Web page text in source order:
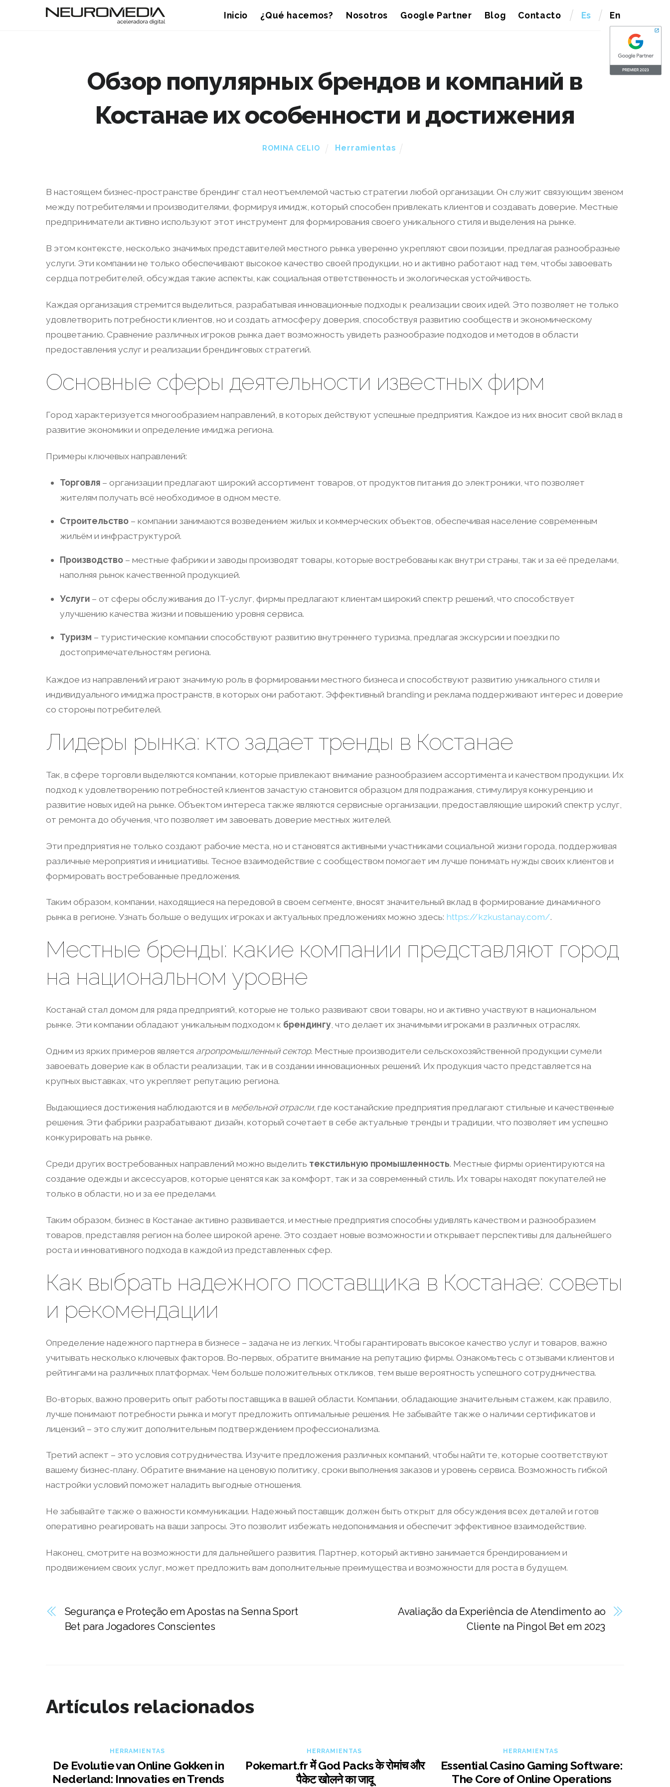
Inicio ¿Qué hacemos? Nosotros Google Partner Blog Contacto Es En
Обзор популярных брендов и компаний в
Костанае их особенности и достижения
ROMINA CELIO Herramientas
В настоящем бизнес-пространстве брендинг стал неотъемлемой частью стратегии любой организации. Он служит связующим звеном
между потребителями и производителями, формируя имидж, который способен привлекать клиентов и создавать доверие. Местные
предприниматели активно используют этот инструмент для формирования своего уникального стиля и выделения на рынке.
В этом контексте, несколько значимых представителей местного рынка уверенно укрепляют свои позиции, предлагая разнообразные
услуги. Эти компании не только обеспечивают высокое качество своей продукции, но и активно работают над тем, чтобы завоевать
сердца потребителей, обсуждая такие аспекты, как социальная ответственность и экологическая устойчивость.
Каждая организация стремится выделиться, разрабатывая инновационные подходы к реализации своих идей. Это позволяет не только
удовлетворить потребности клиентов, но и создать атмосферу доверия, способствуя развитию сообществ и экономическому
процветанию. Сравнение различных игроков рынка дает возможность увидеть разнообразие подходов и методов в области
предоставления услуг и реализации брендинговых стратегий.
Основные сферы деятельности известных фирм
Город характеризуется многообразием направлений, в которых действуют успешные предприятия. Каждое из них вносит свой вклад в
развитие экономики и определение имиджа региона.
Примеры ключевых направлений:
Торговля – организации предлагают широкий ассортимент товаров, от продуктов питания до электроники, что позволяет
жителям получать всё необходимое в одном месте.
Строительство – компании занимаются возведением жилых и коммерческих объектов, обеспечивая население современным
жильём и инфраструктурой.
Производство – местные фабрики и заводы производят товары, которые востребованы как внутри страны, так и за её пределами,
наполняя рынок качественной продукцией.
Услуги – от сферы обслуживания до IT-услуг, фирмы предлагают клиентам широкий спектр решений, что способствует
улучшению качества жизни и повышению уровня сервиса.
Туризм – туристические компании способствуют развитию внутреннего туризма, предлагая экскурсии и поездки по
достопримечательностям региона.
Каждое из направлений играют значимую роль в формировании местного бизнеса и способствуют развитию уникального стиля и
индивидуального имиджа пространств, в которых они работают. Эффективный branding и реклама поддерживают интерес и доверие
со стороны потребителей.
Лидеры рынка: кто задает тренды в Костанае
Так, в сфере торговли выделяются компании, которые привлекают внимание разнообразием ассортимента и качеством продукции. Их
подход к удовлетворению потребностей клиентов зачастую становится образцом для подражания, стимулируя конкуренцию и
развитие новых идей на рынке. Объектом интереса также являются сервисные организации, предоставляющие широкий спектр услуг,
от ремонта до обучения, что позволяет им завоевать доверие местных жителей.
Эти предприятия не только создают рабочие места, но и становятся активными участниками социальной жизни города, поддерживая
различные мероприятия и инициативы. Тесное взаимодействие с сообществом помогает им лучше понимать нужды своих клиентов и
формировать востребованные предложения.
Таким образом, компании, находящиеся на передовой в своем сегменте, вносят значительный вклад в формирование динамичного
рынка в регионе. Узнать больше о ведущих игроках и актуальных предложениях можно здесь: https://kzkustanay.com/.
Местные бренды: какие компании представляют город
на национальном уровне
Костанай стал домом для ряда предприятий, которые не только развивают свои товары, но и активно участвуют в национальном
рынке. Эти компании обладают уникальным подходом к брендингу, что делает их значимыми игроками в различных отраслях.
Одним из ярких примеров является агропромышленный сектор. Местные производители сельскохозяйственной продукции сумели
завоевать доверие как в области реализации, так и в создании инновационных решений. Их продукция часто представляется на
крупных выставках, что укрепляет репутацию региона.
Выдающиеся достижения наблюдаются и в мебельной отрасли, где костанайские предприятия предлагают стильные и качественные
решения. Эти фабрики разрабатывают дизайн, который сочетает в себе актуальные тренды и традиции, что позволяет им успешно
конкурировать на рынке.
Среди других востребованных направлений можно выделить текстильную промышленность. Местные фирмы ориентируются на
создание одежды и аксессуаров, которые ценятся как за комфорт, так и за современный стиль. Их товары находят покупателей не
только в области, но и за ее пределами.
Таким образом, бизнес в Костанае активно развивается, и местные предприятия способны удивлять качеством и разнообразием
товаров, представляя регион на более широкой арене. Это создает новые возможности и открывает перспективы для дальнейшего
роста и инновативного подхода в каждой из представленных сфер.
Как выбрать надежного поставщика в Костанае: советы
и рекомендации
Определение надежного партнера в бизнесе – задача не из легких. Чтобы гарантировать высокое качество услуг и товаров, важно
учитывать несколько ключевых факторов. Во-первых, обратите внимание на репутацию фирмы. Ознакомьтесь с отзывами клиентов и
рейтингами на различных платформах. Чем больше положительных откликов, тем выше вероятность успешного сотрудничества.
Во-вторых, важно проверить опыт работы поставщика в вашей области. Компании, обладающие значительным стажем, как правило,
лучше понимают потребности рынка и могут предложить оптимальные решения. Не забывайте также о наличии сертификатов и
лицензий – это служит дополнительным подтверждением профессионализма.
Третий аспект – это условия сотрудничества. Изучите предложения различных компаний, чтобы найти те, которые соответствуют
вашему бизнес-плану. Обратите внимание на ценовую политику, сроки выполнения заказов и уровень сервиса. Возможность гибкой
настройки условий поможет наладить выгодные отношения.
Не забывайте также о важности коммуникации. Надежный поставщик должен быть открыт для обсуждения всех деталей и готов
оперативно реагировать на ваши запросы. Это позволит избежать недопонимания и обеспечит эффективное взаимодействие.
Наконец, смотрите на возможности для дальнейшего развития. Партнер, который активно занимается брендированием и
продвижением своих услуг, может предложить вам дополнительные преимущества и возможности для роста в будущем.
Segurança e Proteção em Apostas na Senna Sport
Bet para Jogadores Conscientes
Avaliação da Experiência de Atendimento ao
Cliente na Pingol Bet em 2023
Artículos relacionados
HERRAMIENTAS
De Evolutie van Online Gokken in
Nederland: Innovaties en Trends
HERRAMIENTAS
Pokemart.fr में God Packs के रोमांच और
पैकेट खोलने का जादू
HERRAMIENTAS
Essential Casino Gaming Software:
The Core of Online Operations